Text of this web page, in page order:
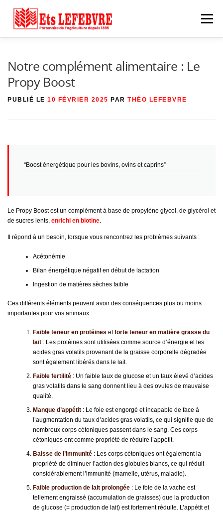
contenu
Menu
Notre complément alimentaire : Le
Propy Boost
PUBLIÉ LE 10 FÉVRIER 2025 PAR THÉO LEFEBVRE
“Boost énergétique pour les bovins, ovins et caprins”
Le Propy Boost est un complément à base de propylène glycol, de glycérol et
de sucres lents, enrichi en biotine.
Il répond à un besoin, lorsque vous rencontrez les problèmes suivants :
Acétonémie
Bilan énergétique négatif en début de lactation
Ingestion de matières sèches faible
Ces différents éléments peuvent avoir des conséquences plus ou moins
importantes pour vos animaux :
Faible teneur en protéines etforte teneur en matière grasse du
lait: Les protéines sont utilisées comme source d’énergie et les
acides gras volatils provenant de la graisse corporelle dégradée
sont également libérés dans le lait.
Faible fertilité: Un faible taux de glucose et un taux élevé d’acides
gras volatils dans le sang donnent lieu à des ovules de mauvaise
qualité.
Manque d’appétit: Le foie est engorgé et incapable de face à
l’augmentation du taux d’acides gras volatils, ce qui signifie que de
nombreux corps cétoniques passent dans le sang. Ces corps
cétoniques ont comme propriété de réduire l’appétit.
Baisse de l’immunité: Les corps cétoniques ont également la
propriété de diminuer l’action des globules blancs, ce qui réduit
considérablement l’immunité (mamelle, utérus, maladie).
Faible production de lait prolongée: Le foie de la vache est
tellement engraissé (accumulation de graisses) que la production
de glucose (= production de lait) est fortement réduite. L’appétit et